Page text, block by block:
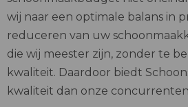
wij naar een optimale balans in
reduceren van uw
die wij meester zijn, zonder te
kwaliteit. Daardoor biedt
kwaliteit dan onze